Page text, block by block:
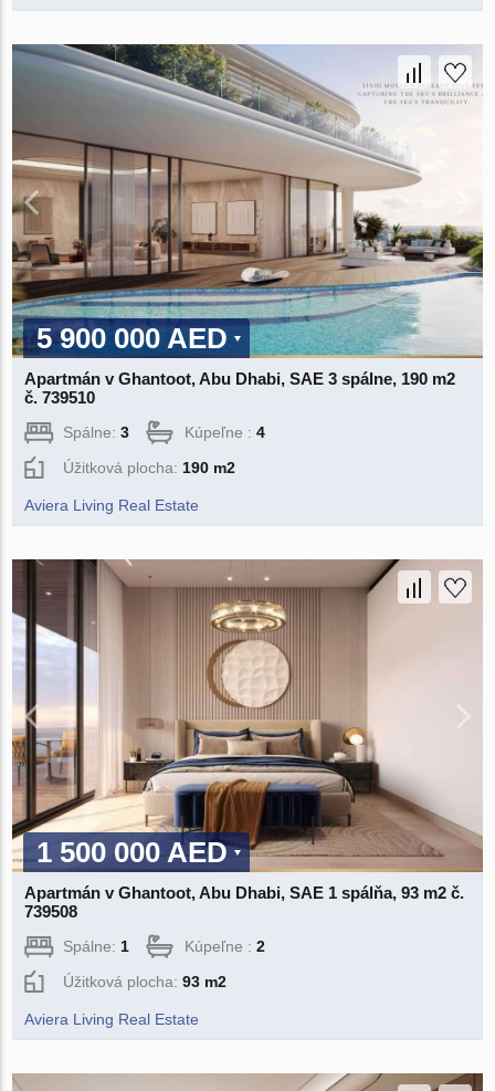
5 900 000 AED
Apartmán v Ghantoot, Abu Dhabi, SAE 3 spálne, 190 m2
č. 739510
Spálne:3 Kúpeľne :4
Úžitková plocha: 190 m2
Aviera Living Real Estate
1 500 000 AED
Apartmán v Ghantoot, Abu Dhabi, SAE 1 spálňa, 93 m2 č.
739508
Spálne:1 Kúpeľne :2
Úžitková plocha:93 m2
Aviera Living Real Estate